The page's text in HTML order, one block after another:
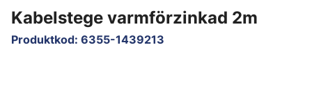
Kabelstege varmförzinkad 2m
Produktkod: 6355-1439213